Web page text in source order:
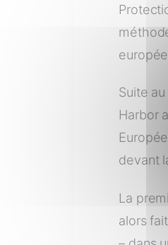
Suite
Harbor
devant
La
alors